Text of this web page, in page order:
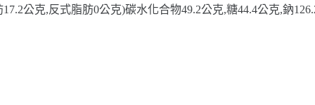
公克,反式脂肪0公克)碳水化合物49.2公克,糖44.4公克,鈉